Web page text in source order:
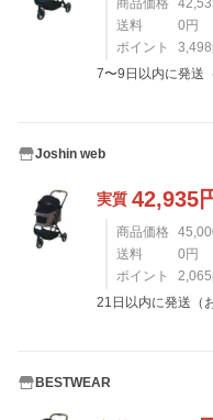
商品価格
送料
0 円
ポイント
3,498
7〜9日以内に発送
Joshin web
実質 42,935
商品価格
送料
0 円
ポイント
2,065
21日以内に発送（
BESTWEAR